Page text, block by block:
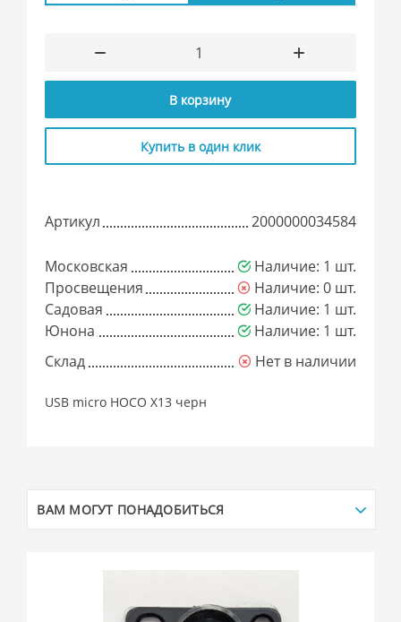
В корзину
Купить в один клик
Артикул 2000000034584
Московская
Наличие: 1 шт.
Просвещения
Наличие: 0 шт.
Садовая
Наличие: 1 шт.
Юнона
Наличие: 1 шт.
Склад
Нет в наличии
USB micro HOCO X13 черн
ВАМ МОГУТ ПОНАДОБИТЬСЯ